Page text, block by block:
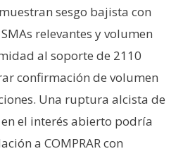
sesgo bajista con
relevantes y volumen
al soporte de 2110
confirmación de volumen
Una ruptura alcista de
el interés abierto podría
a COMPRAR con